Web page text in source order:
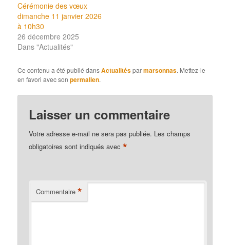
Cérémonie des vœux
dimanche 11 janvier 2026
à 10h30
26 décembre 2025
Dans "Actualités"
Ce contenu a été publié dansActualitésparmarsonnas. Mettez-le
en favori avec sonpermalien.
Laisser un commentaire
Votre adresse e-mail ne sera pas publiée. Les champs
obligatoires sont indiqués avec*
Commentaire *